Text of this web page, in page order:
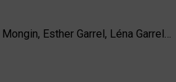
Esther Garrel, Léna Garrel…